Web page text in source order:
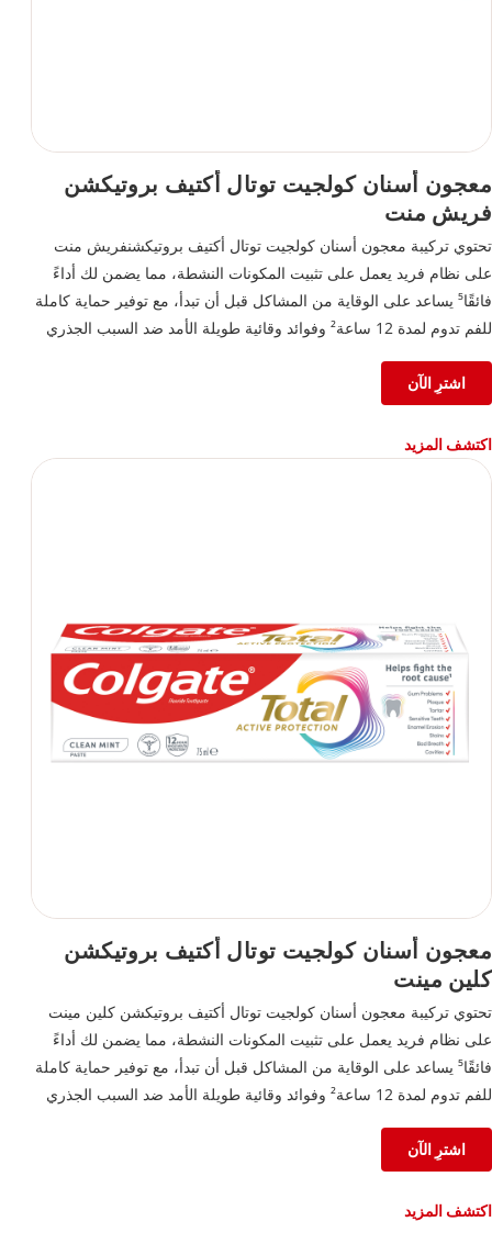
معجون أسنان كولجيت توتال أكتيف بروتيكشن
فريش منت
تحتوي تركيبة معجون أسنان كولجيت توتال أكتيف بروتيكشنفريش منت
على نظام فريد يعمل على تثبيت المكونات النشطة، مما يضمن لك أداءً
فائقًا⁵ يساعد على الوقاية من المشاكل قبل أن تبدأ، مع توفير حماية كاملة
للفم تدوم لمدة 12 ساعة² وفوائد وقائية طويلة الأمد ضد السبب الجذري
⁵تقليل طبقة البلاك مقارنةً بأي معجون أسنان بالفلورايد، مع الاستخدام
المستمر لمدة 3 أشهر
اشترِ الآن
اكتشف المزيد
معجون أسنان كولجيت توتال أكتيف بروتيكشن
كلين مينت
تحتوي تركيبة معجون أسنان كولجيت توتال أكتيف بروتيكشن كلين مينت
على نظام فريد يعمل على تثبيت المكونات النشطة، مما يضمن لك أداءً
فائقًا⁵ يساعد على الوقاية من المشاكل قبل أن تبدأ، مع توفير حماية كاملة
للفم تدوم لمدة 12 ساعة² وفوائد وقائية طويلة الأمد ضد السبب الجذري
²بعد 4 أسابيع من الاستخدام المستمر
⁵تقليل طبقة البلاك مقارنةً بأي معجون أسنان بالفلورايد، مع الاستخدام
اشترِ الآن
اكتشف المزيد